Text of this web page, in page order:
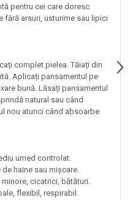
pentru cei care doresc
fără arsuri, usturime sau lipici
complet pielea. Tăiați din
Aplicați pansamentul pe
bună. Lăsați pansamentul
natural sau când
nou atunci când absoarbe
umed controlat.
haine sau mișcare.
cicatrici, bătături.
flexibil, respirabil.